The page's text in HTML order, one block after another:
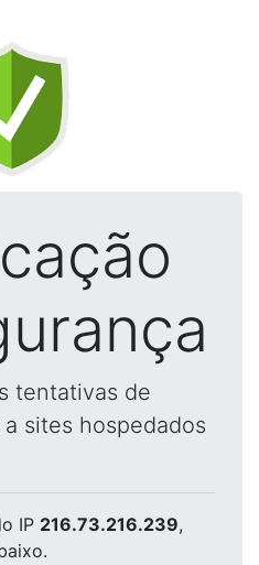
tentativas de
sites hospedados
IP 216.73.216.239,